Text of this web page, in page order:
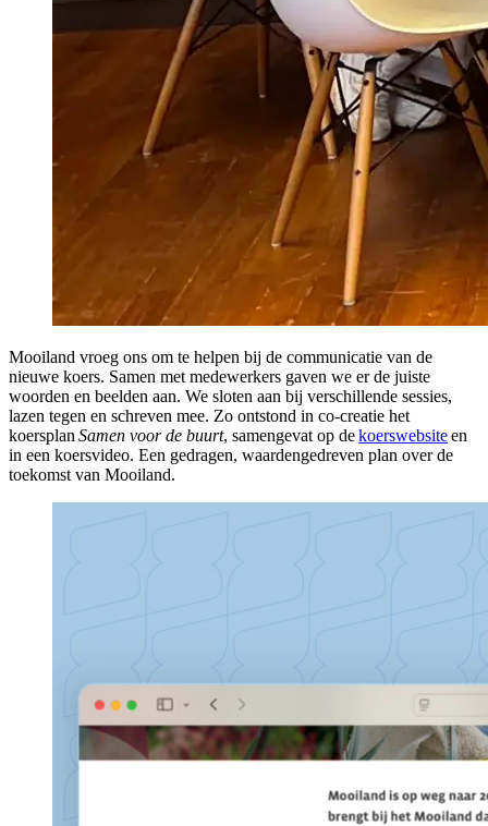
Mooiland vroeg ons om te helpen bij de communicatie van de
nieuwe koers. Samen met medewerkers gaven we er de juiste
woorden en beelden aan. We sloten aan bij verschillende sessies,
lazen tegen en schreven mee. Zo ontstond in co-creatie het
koersplan Samen voor de buurt, samengevat op dekoerswebsiteen
in een koersvideo. Een gedragen, waardengedreven plan over de
toekomst van Mooiland.